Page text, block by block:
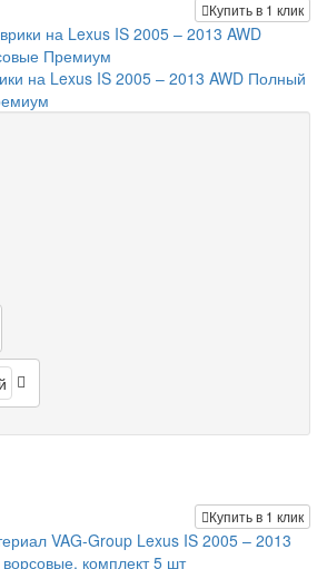
Купить в 1 клик
на Lexus IS 2005 – 2013 AWD Полный
Купить в 1 клик